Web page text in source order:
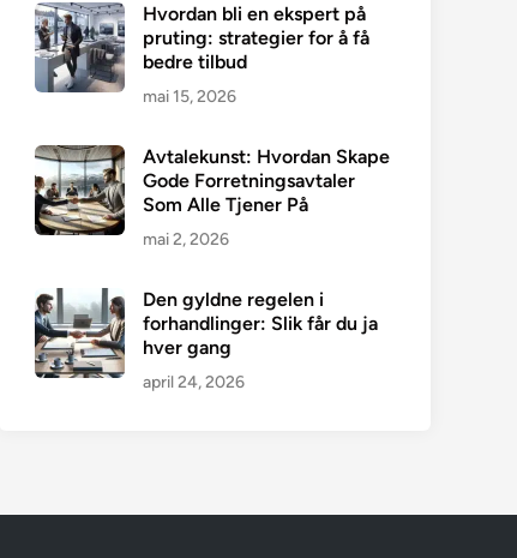
Hvordan bli en ekspert på
pruting: strategier for å få
bedre tilbud
mai 15, 2026
Avtalekunst: Hvordan Skape
Gode Forretningsavtaler
Som Alle Tjener På
mai 2, 2026
Den gyldne regelen i
forhandlinger: Slik får du ja
hver gang
april 24, 2026